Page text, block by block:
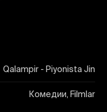
Qalampir - Piyonista Jin
Комедии, Filmlar